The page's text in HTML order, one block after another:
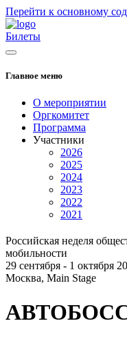
Перейти к основному
Билеты
Главное меню
О мероприятии
Оргкомитет
Программа
Участники
2026
2025
2024
2023
2022
2021
Российская неделя
мобильности
29 сентября - 1 октября
Москва, Main Stage